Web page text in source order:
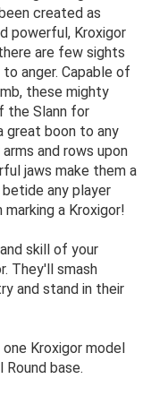
created as
powerful, Kroxigor
are few sights
anger. Capable of
these mighty
the Slann for
great boon to any
and rows upon
jaws make them a
any player
a Kroxigor!
skill of your
They'll smash
and stand in their
Kroxigor model
base.